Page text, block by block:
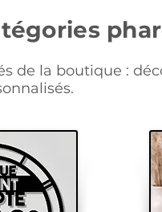
de la boutique :